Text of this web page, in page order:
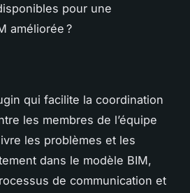
pour une
améliorée ?
qui facilite la coordination
les membres de l’équipe
les problèmes et les
dans le modèle BIM,
de communication et